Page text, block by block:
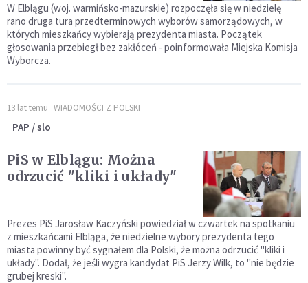
W Elblągu (woj. warmińsko-mazurskie) rozpoczęła się w niedzielę
rano druga tura przedterminowych wyborów samorządowych, w
których mieszkańcy wybierają prezydenta miasta. Początek
głosowania przebiegł bez zakłóceń - poinformowała Miejska Komisja
Wyborcza.
13 lat temu WIADOMOŚCI Z POLSKI
PAP / slo
PiS w Elblągu: Można
odrzucić "kliki i układy"
Prezes PiS Jarosław Kaczyński powiedział w czwartek na spotkaniu
z mieszkańcami Elbląga, że niedzielne wybory prezydenta tego
miasta powinny być sygnałem dla Polski, że można odrzucić "kliki i
układy". Dodał, że jeśli wygra kandydat PiS Jerzy Wilk, to "nie będzie
grubej kreski".